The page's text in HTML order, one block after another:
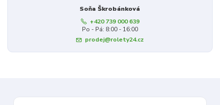
Soňa Škrobánková
+420 739 000 639
Po - Pá: 8:00 - 16:00
prodej@rolety24.cz